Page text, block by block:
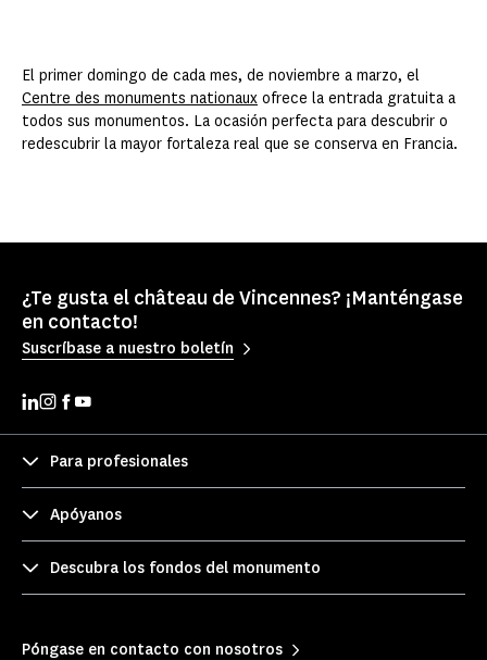
El primer domingo de cada mes, de noviembre a marzo, el
Centre des monuments nationaux ofrece la entrada gratuita a
todos sus monumentos. La ocasión perfecta para descubrir o
redescubrir la mayor fortaleza real que se conserva en Francia.
¿Te gusta el château de Vincennes? ¡Manténgase
en contacto!
Suscríbase a nuestro boletín
Para profesionales
Apóyanos
Descubra los fondos del monumento
Póngase en contacto con nosotros